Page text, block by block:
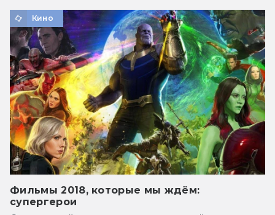
Кино
Фильмы 2018, которые мы ждём:
супергерои